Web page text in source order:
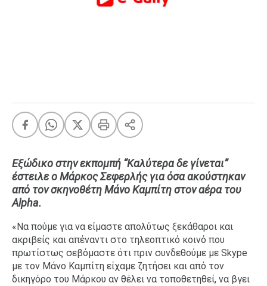
A-List LGBTQI+
Food
Body+Mind
Ταξίδια
Style
Σπίτι
Family
Εξώδικο στην εκπομπή “Καλύτερα δε γίνεται”
έστειλε ο Μάρκος Σεφερλής για όσα ακούστηκαν
από τον σκηνοθέτη Μάνο Καμπίτη στον αέρα του
Alpha.
«Να πούμε για να είμαστε απολύτως ξεκάθαροι και
ακριβείς και απέναντι στο τηλεοπτικό κοινό που
πρωτίστως σεβόμαστε ότι πριν συνδεθούμε με Skype
με τον Μάνο Καμπίτη είχαμε ζητήσει και από τον
δικηγόρο του Μάρκου αν θέλει να τοποθετηθεί, να βγει